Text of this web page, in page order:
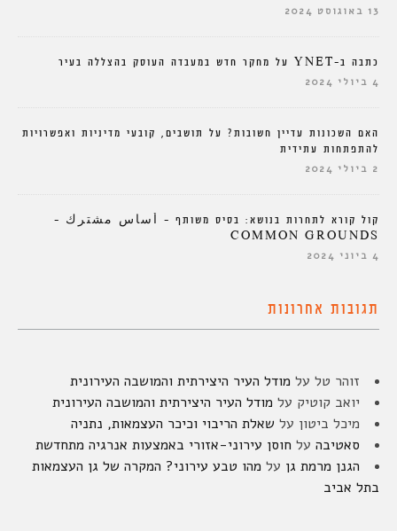
13 באוגוסט 2024
כתבה ב-YNET על מחקר חדש במעבדה העוסק בהצללה בעיר
4 ביולי 2024
האם השכונות עדיין חשובות? על תושבים, קובעי מדיניות ואפשרויות
להתפתחות עתידית
2 ביולי 2024
קול קורא לתחרות בנושא: בסיס משותף – أساس مشترك –
COMMON GROUNDS
4 ביוני 2024
תגובות אחרונות
זוהר טל על מודל העיר היצירתית והמושבה העירונית
יואב קוטיק על מודל העיר היצירתית והמושבה העירונית
מיכל ביטון על שאלת הריבוי וכיכר העצמאות, נתניה
סאטיבה על חוסן עירוני-אזורי באמצעות אנרגיה מתחדשת
הגנן מרמת גן על מהו טבע עירוני? המקרה של גן העצמאות
בתל אביב